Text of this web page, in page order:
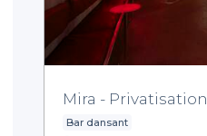
Mira - Privatisation
Bar dansant